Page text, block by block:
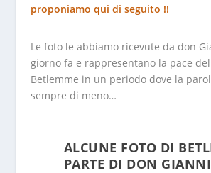
proponiamo qui di seguito !!
Le foto le abbiamo ricevute da don
giorno fa e rappresentano la pace
Betlemme in un periodo dove la
sempre di meno…
ALCUNE FOTO DI
PARTE DI DON GIANNI